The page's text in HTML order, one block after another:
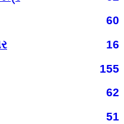
60
16
155
62
51